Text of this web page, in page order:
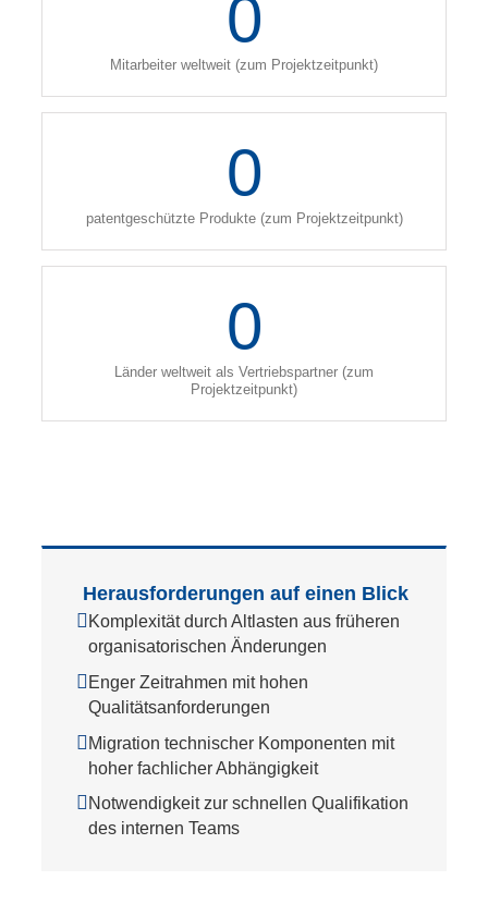
0
Mitarbeiter weltweit (zum Projektzeitpunkt)
0
patentgeschützte Produkte (zum Projektzeitpunkt)
0
Länder weltweit als Vertriebspartner (zum
Projektzeitpunkt)
Herausforderungen auf einen Blick
Komplexität durch Altlasten aus früheren
organisatorischen Änderungen
Enger Zeitrahmen mit hohen
Qualitätsanforderungen
Migration technischer Komponenten mit
hoher fachlicher Abhängigkeit
Notwendigkeit zur schnellen Qualifikation
des internen Teams